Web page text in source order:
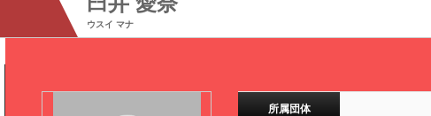
ウスイ マナ
所属団体